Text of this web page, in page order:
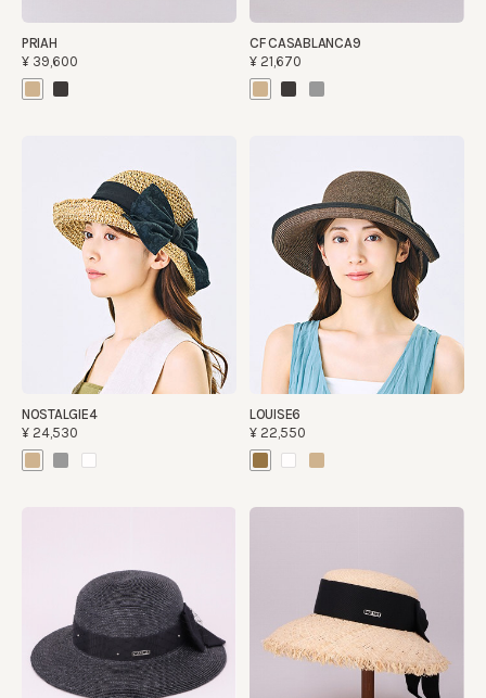
PRIAH
¥39,600
CF CASABLANCA9
¥21,670
NOSTALGIE4
¥24,530
LOUISE6
¥22,550